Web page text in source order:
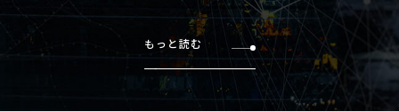
もっと読む